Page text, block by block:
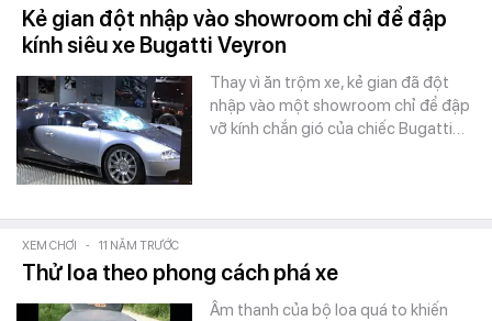
Kẻ gian đột nhập vào showroom chỉ để đập
kính siêu xe Bugatti Veyron
Thay vì ăn trộm xe, kẻ gian đã đột
nhập vào một showroom chỉ để đập
vỡ kính chắn gió của chiếc Bugatti…
XEM CHƠI - 11 NĂM TRƯỚC
Thử loa theo phong cách phá xe
Âm thanh của bộ loa quá to khiến